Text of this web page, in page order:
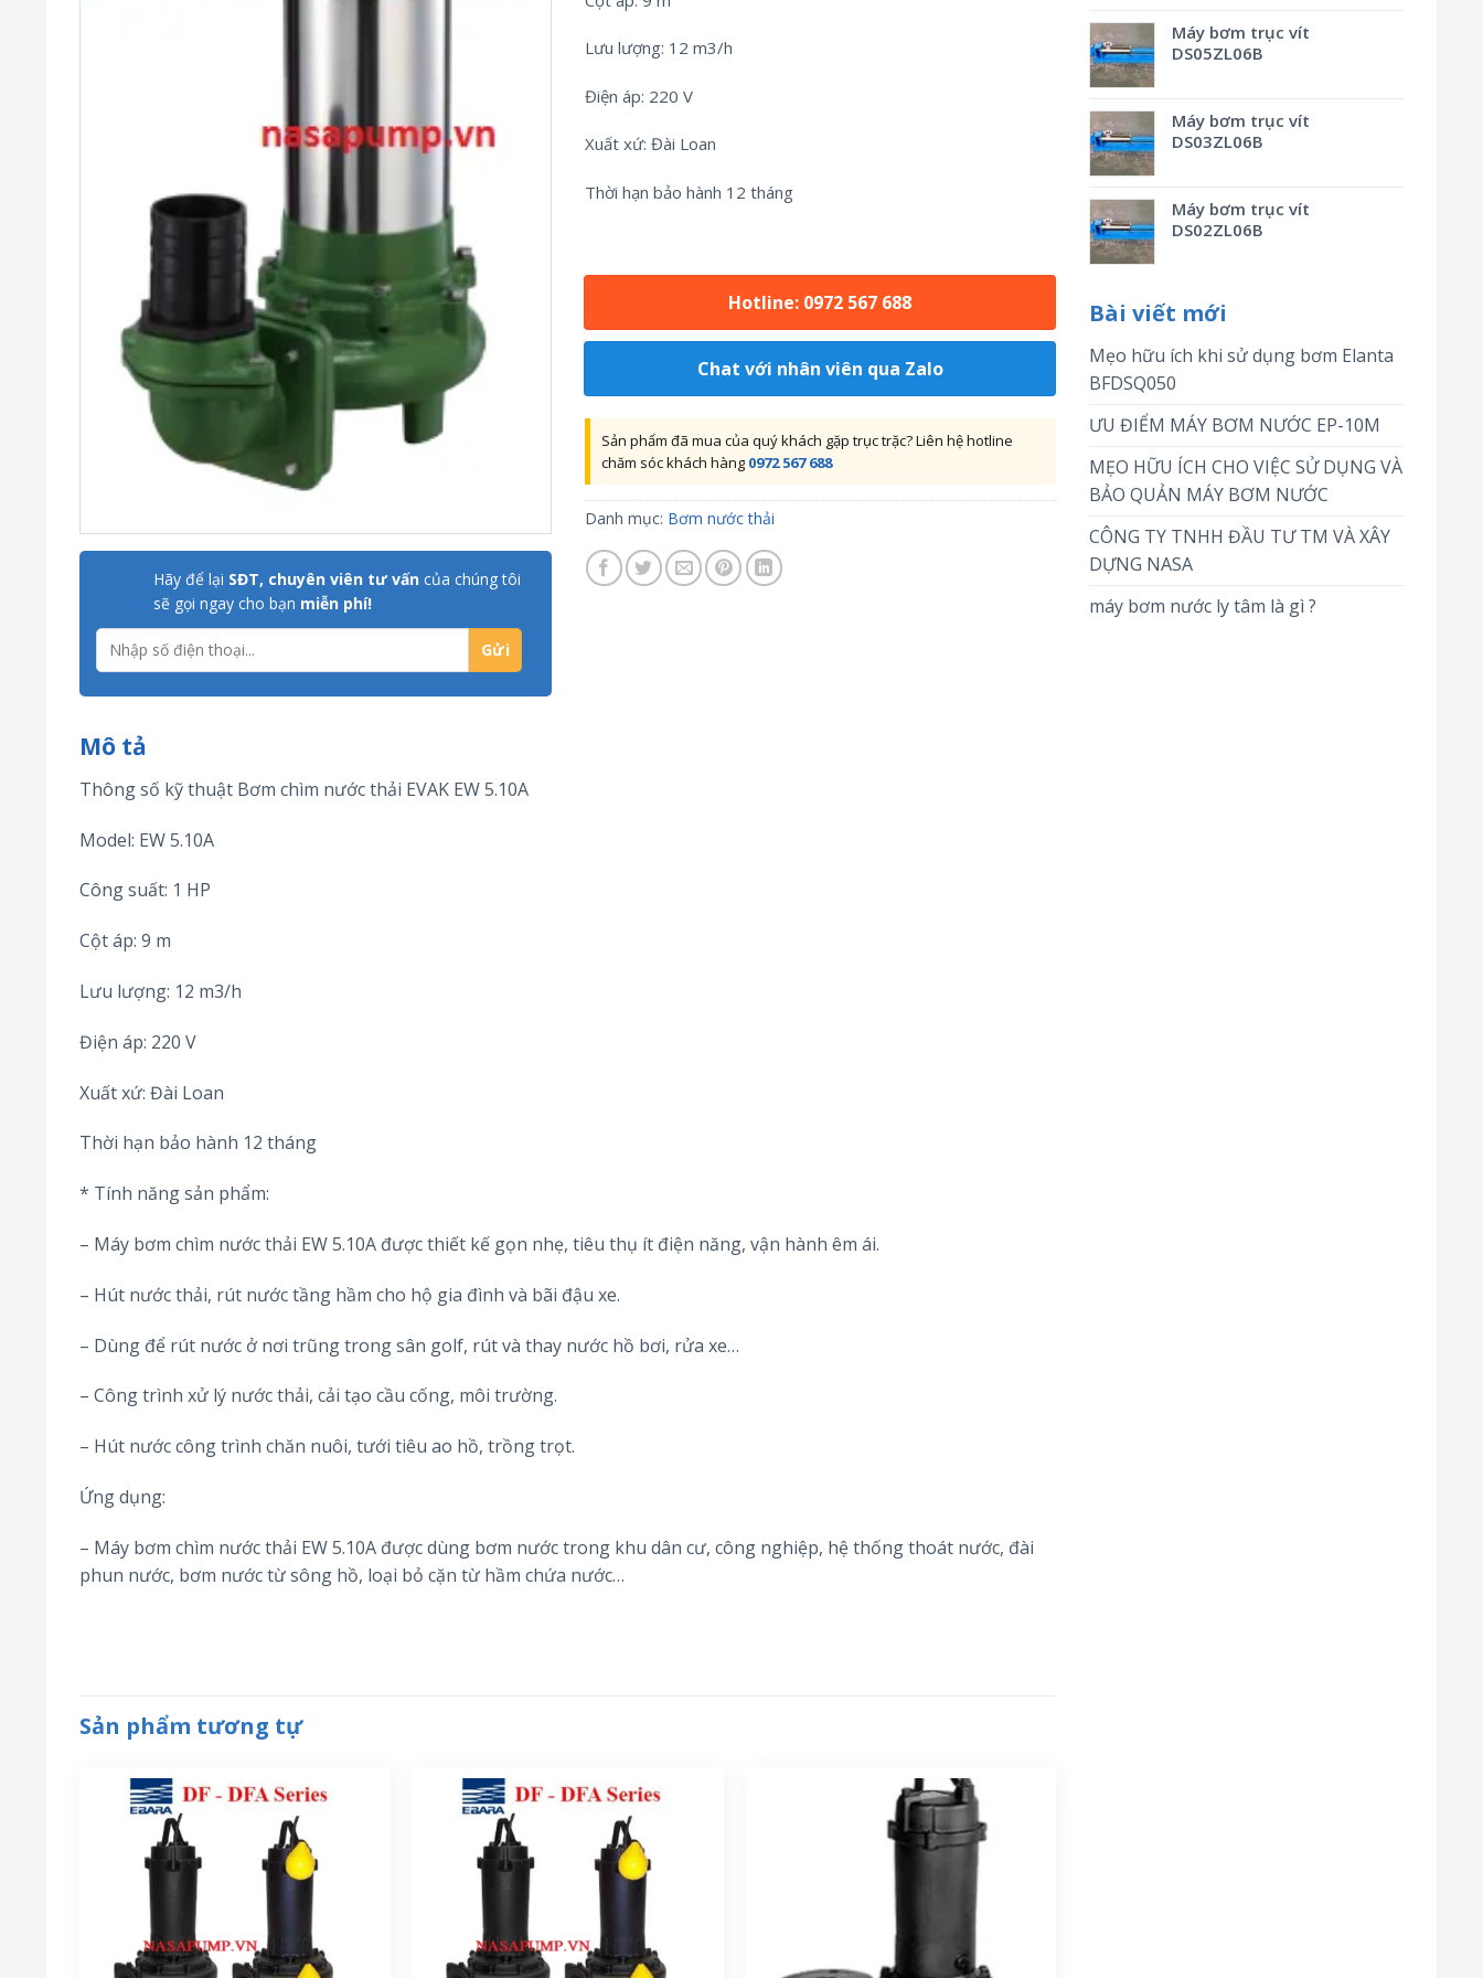
Máy bơm trục vít
DS05ZL06B
Máy bơm trục vít
DS03ZL06B
Máy bơm trục vít
DS02ZL06B
Bài viết mới
Mẹo hữu ích khi sử dụng bơm Elanta
BFDSQ050
ƯU ĐIỂM MÁY BƠM NƯỚC EP-10M
MẸO HỮU ÍCH CHO VIỆC SỬ DỤNG VÀ
BẢO QUẢN MÁY BƠM NƯỚC
CÔNG TY TNHH ĐẦU TƯ TM VÀ XÂY
DỰNG NASA
máy bơm nước ly tâm là gì ?
Hãy để lại SĐT, chuyên viên tư vấn của chúng tôi
sẽ gọi ngay cho bạn miễn phí!
Lưu lượng: 12 m3/h
Điện áp: 220 V
Xuất xứ: Đài Loan
Thời hạn bảo hành 12 tháng
Hotline: 0972 567 688
Chat với nhân viên qua Zalo
Sản phẩm đã mua của quý khách gặp trục trặc? Liên hệ hotline
chăm sóc khách hàng 0972 567 688
Danh mục: Bơm nước thải
Mô tả
Thông số kỹ thuật Bơm chìm nước thải EVAK EW 5.10A
Model: EW 5.10A
Công suất: 1 HP
Cột áp: 9 m
Lưu lượng: 12 m3/h
Điện áp: 220 V
Xuất xứ: Đài Loan
Thời hạn bảo hành 12 tháng
* Tính năng sản phẩm:
– Máy bơm chìm nước thải EW 5.10A được thiết kế gọn nhẹ, tiêu thụ ít điện năng, vận hành êm ái.
– Hút nước thải, rút nước tầng hầm cho hộ gia đình và bãi đậu xe.
– Dùng để rút nước ở nơi trũng trong sân golf, rút và thay nước hồ bơi, rửa xe…
– Công trình xử lý nước thải, cải tạo cầu cống, môi trường.
– Hút nước công trình chăn nuôi, tưới tiêu ao hồ, trồng trọt.
Ứng dụng:
– Máy bơm chìm nước thải EW 5.10A được dùng bơm nước trong khu dân cư, công nghiệp, hệ thống thoát nước, đài
phun nước, bơm nước từ sông hồ, loại bỏ cặn từ hầm chứa nước…
Sản phẩm tương tự